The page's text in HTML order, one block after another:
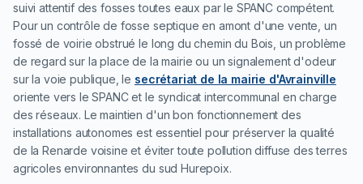
suivi attentif des fosses toutes eaux par le SPANC compétent.
Pour un contrôle de fosse septique en amont d'une vente, un
fossé de voirie obstrué le long du chemin du Bois, un problème
de regard sur la place de la mairie ou un signalement d'odeur
sur la voie publique, le secrétariat de la mairie d'Avrainville
oriente vers le SPANC et le syndicat intercommunal en charge
des réseaux. Le maintien d'un bon fonctionnement des
installations autonomes est essentiel pour préserver la qualité
de la Renarde voisine et éviter toute pollution diffuse des terres
agricoles environnantes du sud Hurepoix.